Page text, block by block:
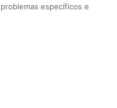
específicos e